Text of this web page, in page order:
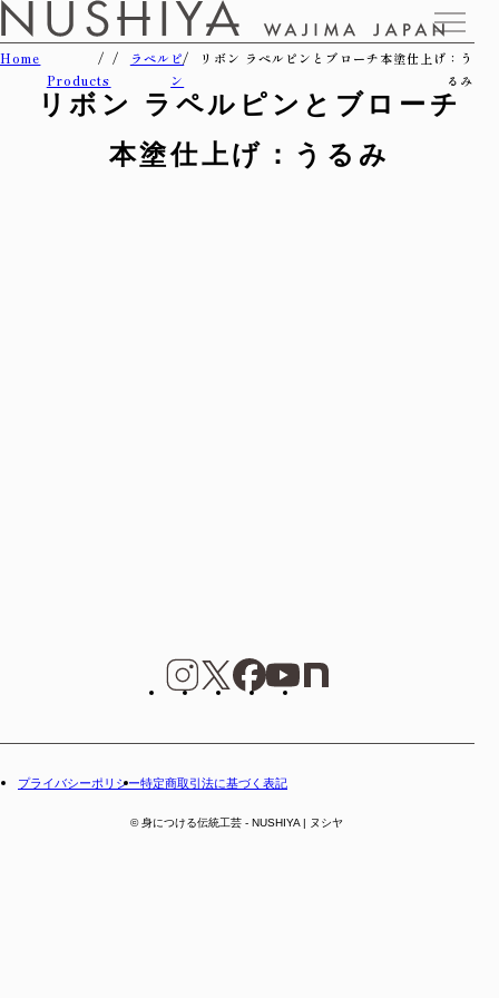
Home
Products
ラペルピ
ン
リボン ラペルピンとブローチ本塗仕上げ：う
るみ
リボン ラペルピンとブローチ
本塗仕上げ：うるみ
プライバシーポリシー特定商取引法に基づく表記
© 身につける伝統工芸 - NUSHIYA | ヌシヤ